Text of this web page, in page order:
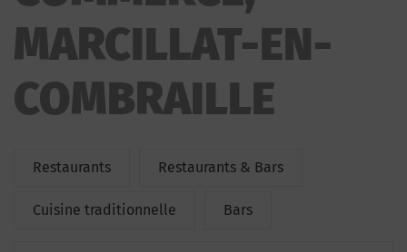
MARCILLAT-EN-
COMBRAILLE
Restaurants Restaurants & Bars
Cuisine traditionnelle Bars